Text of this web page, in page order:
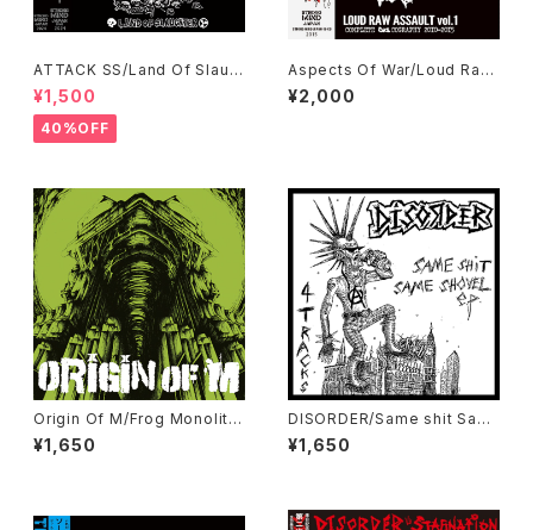
ATTACK SS/Land Of Slaug
hter CD
¥1,500
40%OFF
Aspects Of War/Loud Raw
Assault CD
¥2,000
Origin Of M/Frog Monolith
7"EP + Press CD
¥1,650
DISORDER/Same shit Sam
e Shovel EP
¥1,650